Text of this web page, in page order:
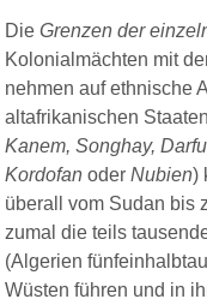
DieGrenzen der
Kolonialmächten mit
nehmen auf ethnische
altafrikanischen
Kanem, Songhay,
Kordofanoder Nubien)
überall vom Sudan bis
zumal die teils
(Algerien
Wüsten führen und in